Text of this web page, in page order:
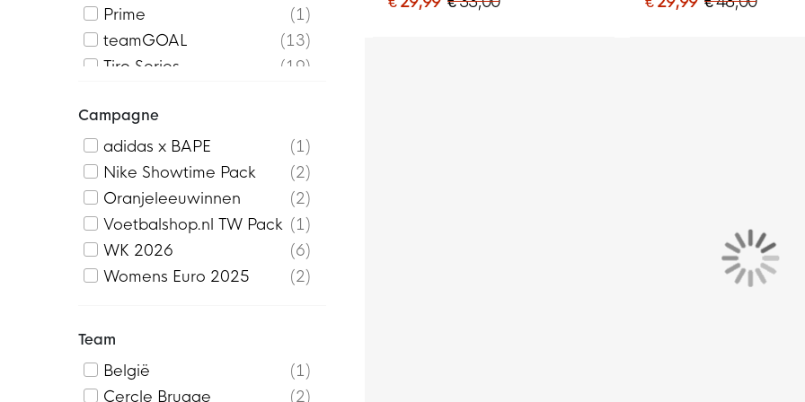
Prime
1
teamGOAL
13
Tiro Series
19
Campagne
adidas x BAPE
1
Nike Showtime Pack
2
Oranjeleeuwinnen
2
Voetbalshop.nl TW Pack
1
WK 2026
6
Womens Euro 2025
2
Team
België
1
Cercle Brugge
2